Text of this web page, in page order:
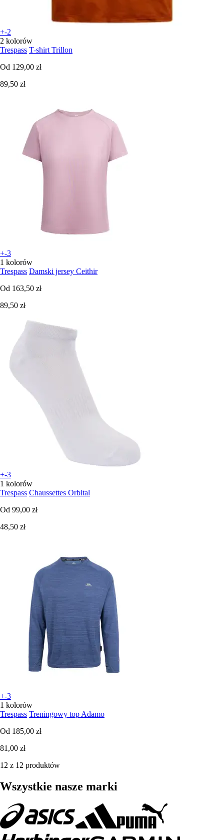
+-2
2 kolorów
Trespass T-shirt Trillon
Od 129,00 zł
89,50 zł
+-3
1 kolorów
Trespass Damski jersey Ceithir
Od 163,50 zł
89,50 zł
+-3
1 kolorów
Trespass Chaussettes Orbital
Od 99,00 zł
48,50 zł
+-3
1 kolorów
Trespass Treningowy top Adamo
Od 185,00 zł
81,00 zł
12 z 12 produktów
Wszystkie nasze marki